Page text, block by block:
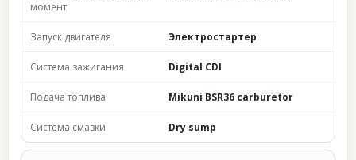
момент
Запуск двигателя Электростартер
Система зажигания Digital CDI
Подача топлива Mikuni BSR36 carburetor
Система смазки Dry sump